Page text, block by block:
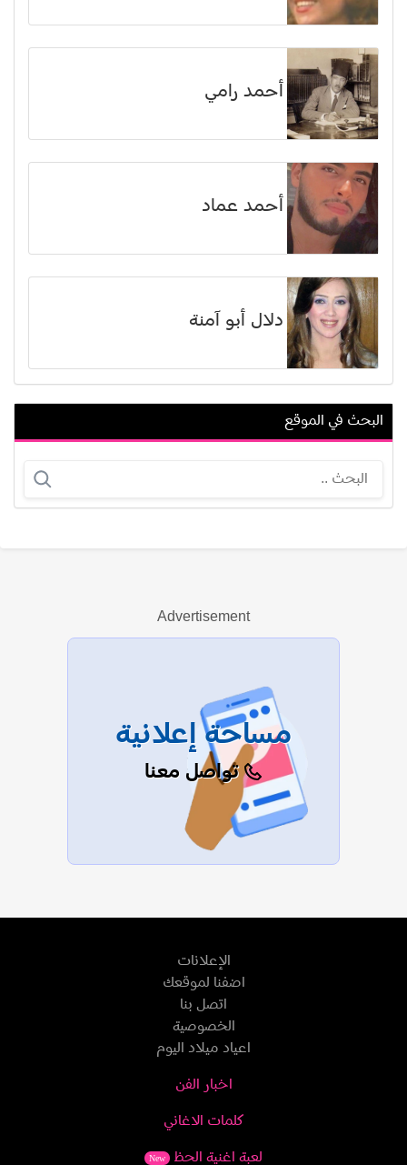
أحمد رامي
أحمد عماد
دلال أبو آمنة
هاني مطاوع
عرض الكل
البحث في الموقع
Advertisement
مساحة إعلانية
تواصل معنا
الإعلانات
اضفنا لموقعك
اتصل بنا
الخصوصية
اعياد ميلاد اليوم
اخبار الفن
كلمات الاغاني
لعبة اغنية الحظ New